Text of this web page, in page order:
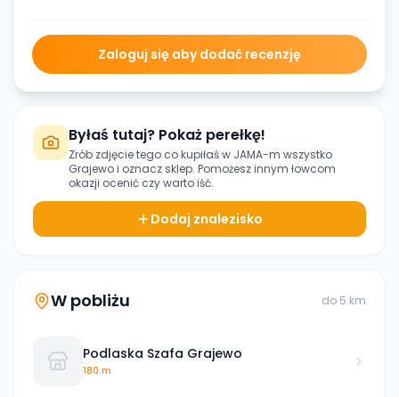
Zaloguj się aby dodać recenzję
Byłaś tutaj? Pokaż perełkę!
Zrób zdjęcie tego co kupiłaś w JAMA-m wszystko
Grajewoi oznacz sklep. Pomożesz innym łowcom
okazji ocenić czy warto iść.
Dodaj znalezisko
W pobliżu do 5 km
Podlaska Szafa Grajewo
180 m